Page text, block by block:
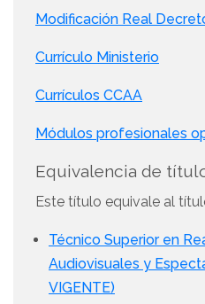
Modificación Real
Currículo Ministerio
Currículos CCAA
Módulos profesionales
Equivalencia de
Este título equivale al
Técnico Superior en
Audiovisuales y
VIGENTE)